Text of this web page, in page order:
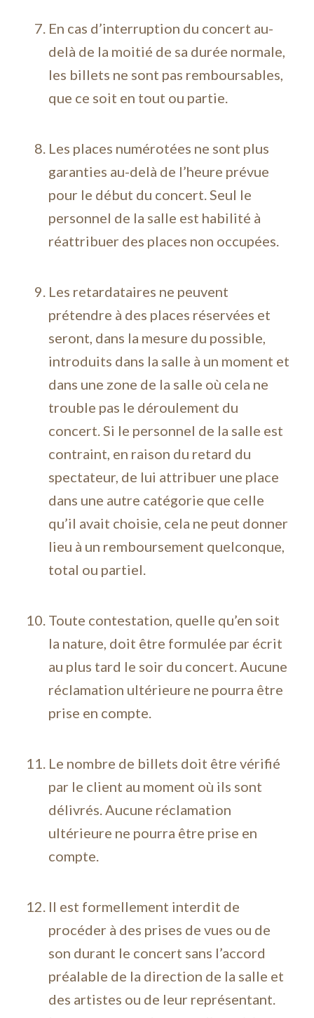
En cas d’interruption du concert au-
delà de la moitié de sa durée normale,
les billets ne sont pas remboursables,
que ce soit en tout ou partie.
Les places numérotées ne sont plus
garanties au-delà de l’heure prévue
pour le début du concert. Seul le
personnel de la salle est habilité à
réattribuer des places non occupées.
Les retardataires ne peuvent
prétendre à des places réservées et
seront, dans la mesure du possible,
introduits dans la salle à un moment et
dans une zone de la salle où cela ne
trouble pas le déroulement du
concert. Si le personnel de la salle est
contraint, en raison du retard du
spectateur, de lui attribuer une place
dans une autre catégorie que celle
qu’il avait choisie, cela ne peut donner
lieu à un remboursement quelconque,
total ou partiel.
Toute contestation, quelle qu’en soit
la nature, doit être formulée par écrit
au plus tard le soir du concert. Aucune
réclamation ultérieure ne pourra être
prise en compte.
Le nombre de billets doit être vérifié
par le client au moment où ils sont
délivrés. Aucune réclamation
ultérieure ne pourra être prise en
compte.
Il est formellement interdit de
procéder à des prises de vues ou de
son durant le concert sans l’accord
préalable de la direction de la salle et
des artistes ou de leur représentant.